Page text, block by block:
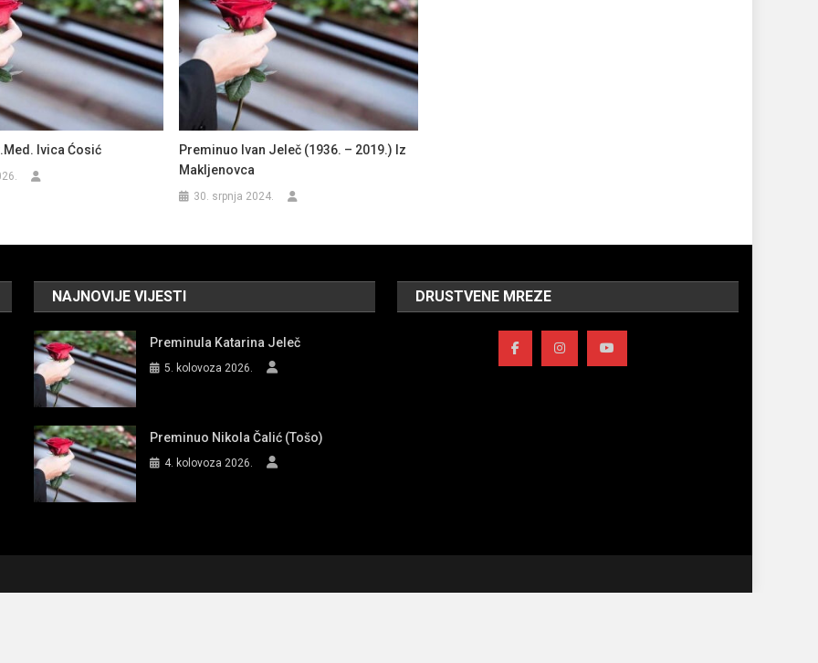
Ivica Ćosić
Preminuo Ivan Jeleč (1936. – 2019.) Iz
Makljenovca
30. srpnja 2024.
NAJNOVIJE VIJESTI
Preminula Katarina Jeleč
5. kolovoza 2026.
Preminuo Nikola Čalić (Tošo)
4. kolovoza 2026.
DRUSTVENE MREZE